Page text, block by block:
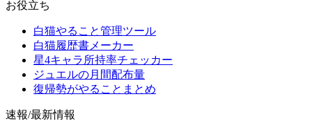
お役立ち
白猫やること管理ツール
白猫履歴書メーカー
星4キャラ所持率チェッカー
ジュエルの月間配布量
復帰勢がやることまとめ
速報/最新情報